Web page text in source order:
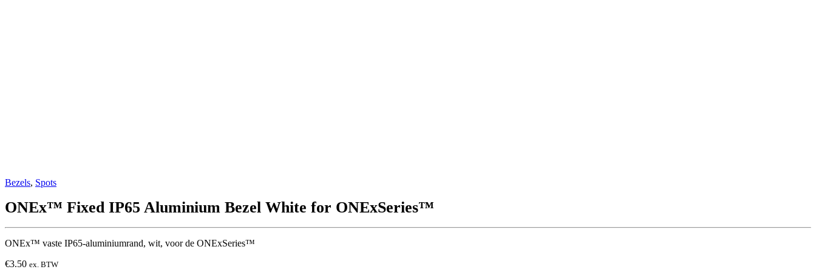
Bezels, Spots
ONEx™ Fixed IP65 Aluminium Bezel White for ONExSeries™
ONEx™ vaste IP65-aluminiumrand, wit, voor de ONExSeries™
€3.50 ex. BTW